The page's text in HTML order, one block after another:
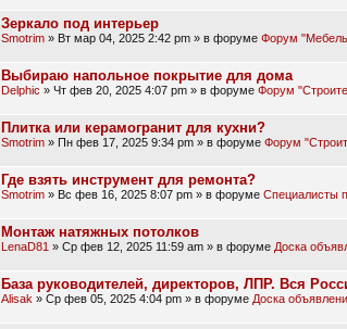
Зеркало под интерьер
Smotrim » Вт мар 04, 2025 2:42 pm » в форуме Форум
Выбираю напольное покрытие для дома
Delphic » Чт фев 20, 2025 4:07 pm » в форуме Форум
Плитка или керамогранит для кухни?
Smotrim » Пн фев 17, 2025 9:34 pm » в форуме Форум
Где взять инструмент для ремонта?
Smotrim » Вс фев 16, 2025 8:07 pm » в форуме Специалисты
Монтаж натяжных потолков
LenaD81 » Ср фев 12, 2025 11:59 am » в форуме Доска
База руководителей, директоров, ЛПР. Вся
Alisak » Ср фев 05, 2025 4:04 pm » в форуме Доска